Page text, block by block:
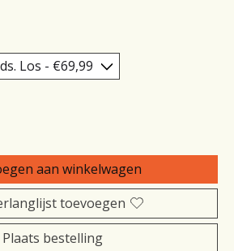
aan winkelwagen
toevoegen
Plaats bestelling